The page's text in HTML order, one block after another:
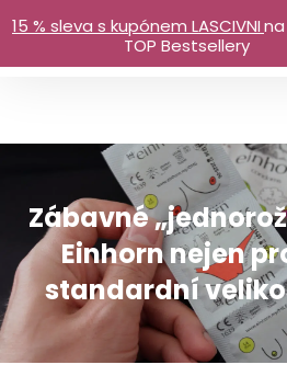
Zábavné
Einhorn nejen
standardní
15 % sleva s kupónem LASCIVNI
TOP Bestsellery